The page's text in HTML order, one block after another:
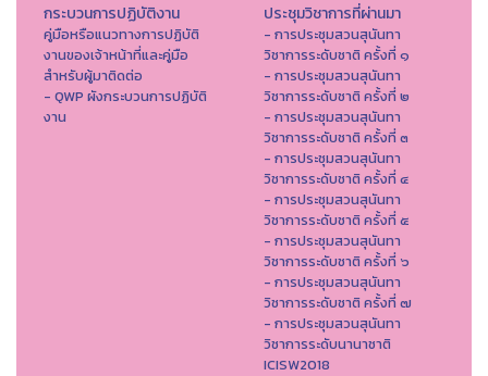
กระบวนการปฏิบัติงาน
คู่มือหรือแนวทางการปฏิบัติ
งานของเจ้าหน้าที่และคู่มือ
สำหรับผู้มาติดต่อ
- QWP ผังกระบวนการปฏิบัติ
งาน
ประชุมวิชาการที่ผ่านมา
- การประชุมสวนสุนันทา
วิชาการระดับชาติ ครั้งที่ ๑
- การประชุมสวนสุนันทา
วิชาการระดับชาติ ครั้งที่ ๒
- การประชุมสวนสุนันทา
วิชาการระดับชาติ ครั้งที่ ๓
- การประชุมสวนสุนันทา
วิชาการระดับชาติ ครั้งที่ ๔
- การประชุมสวนสุนันทา
วิชาการระดับชาติ ครั้งที่ ๕
- การประชุมสวนสุนันทา
วิชาการระดับชาติ ครั้งที่ ๖
- การประชุมสวนสุนันทา
วิชาการระดับชาติ ครั้งที่ ๗
- การประชุมสวนสุนันทา
วิชาการระดับนานาชาติ
ICISW2018